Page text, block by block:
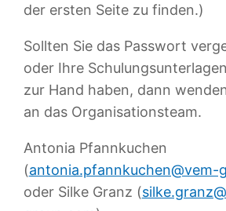
der ersten Seite zu finden.)
Sollten Sie das Passwort
oder Ihre
zur Hand haben, dann
an das Organisationsteam.
Antonia Pfannkuchen
(antonia.pfannkuchen@vem-
oder Silke Granz (